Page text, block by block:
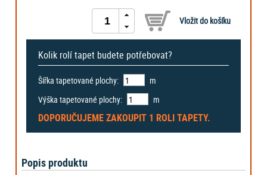
Kolik rolí tapet budete potřebovat?
Šířka tapetované plochy:
m
Výška tapetované plochy:
m
DOPORUČUJEME ZAKOUPIT 1 ROLITAPETY.
Popis produktu